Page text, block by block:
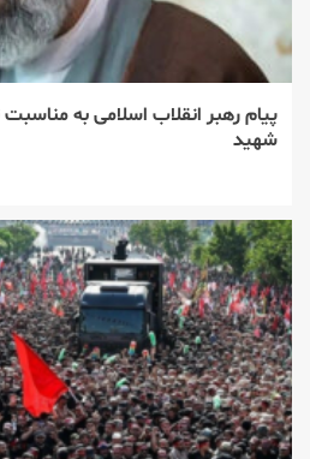
پیام رهبر انقلاب اسلامی به
شهید